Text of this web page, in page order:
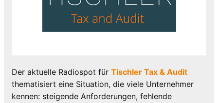
Der aktuelle Radiospot für Tischler Tax & Audit
thematisiert eine Situation, die viele Unternehmer
kennen: steigende Anforderungen, fehlende